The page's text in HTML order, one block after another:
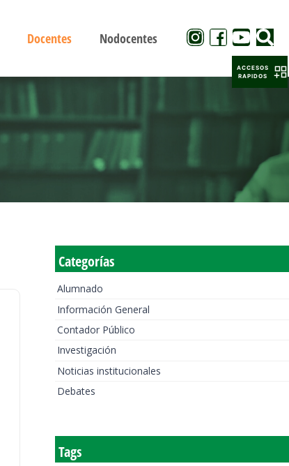
Docentes Nodocentes
Categorías
Alumnado
Información General
Contador Público
Investigación
Noticias institucionales
Debates
Tags
ACCESOS
RAPIDOS